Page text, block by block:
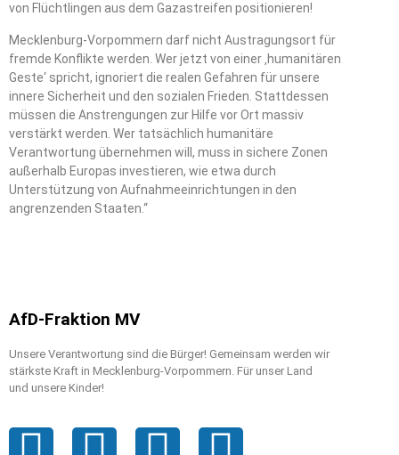
von Flüchtlingen aus dem Gazastreifen positionieren!
Mecklenburg-Vorpommern darf nicht Austragungsort für
fremde Konflikte werden. Wer jetzt von einer ‚humanitären
Geste‘ spricht, ignoriert die realen Gefahren für unsere
innere Sicherheit und den sozialen Frieden. Stattdessen
müssen die Anstrengungen zur Hilfe vor Ort massiv
verstärkt werden. Wer tatsächlich humanitäre
Verantwortung übernehmen will, muss in sichere Zonen
außerhalb Europas investieren, wie etwa durch
Unterstützung von Aufnahmeeinrichtungen in den
angrenzenden Staaten.“
AfD-Fraktion MV
Unsere Verantwortung sind die Bürger! Gemeinsam werden wir
stärkste Kraft in Mecklenburg-Vorpommern. Für unser Land
und unsere Kinder!